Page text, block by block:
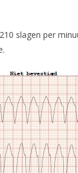
slagen per